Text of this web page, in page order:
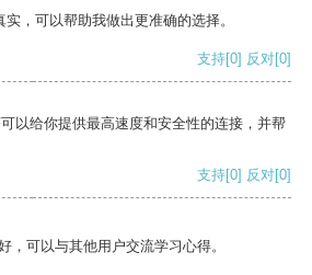
，可以帮助我做出更准确的选择。
支持[0] 反对[0]
以给你提供最高速度和安全性的连接，并帮
支持[0] 反对[0]
，可以与其他用户交流学习心得。